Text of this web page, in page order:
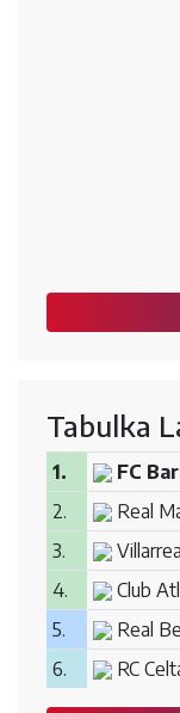
Tabulka
1. FC
2.
Real
3.
4.
Club
5.
Real
6.
RC